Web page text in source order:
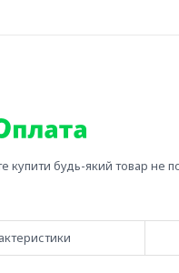
купити будь-який товар не